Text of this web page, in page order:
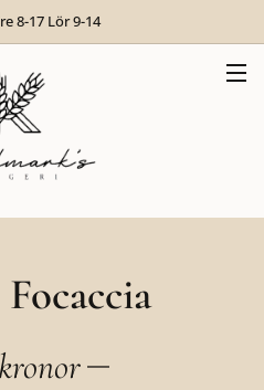
8-17 Lör 9-14